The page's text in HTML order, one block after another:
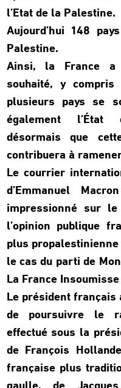
l’Etat de la Palestine.
Aujourd’hui 148
Palestine.
Ainsi, la France a
souhaité, y
plusieurs pays se
également l’État
désormais que
contribuera à
Le courrier
d’Emmanuel
impressionné sur
l’opinion publique
plus
le cas du parti de
La France
Le président
de poursuivre le
effectué sous la
de François
française plus